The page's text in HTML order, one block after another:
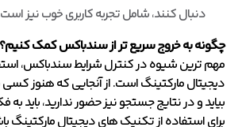
دنبال کنند، شامل تجربه کاربری خوب نیز
چگونه به خروج سریع تر از سندباکس کمک کنیم؟
مهم ترین شیوه در کنترل شرایط سندباکس،
دیجیتال مارکتینگ است. از آنجایی که هنوز کسی
بیاید و در نتایج جستجو نیز حضور ندارید، باید به
برای استفاده از تکنیک های دیجیتال مارکتینگ